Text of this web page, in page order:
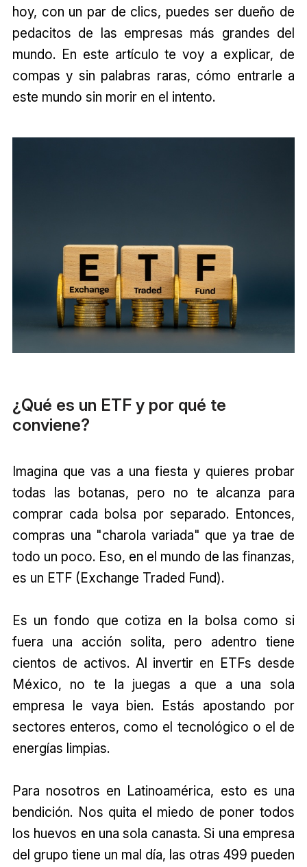
hoy, con un par de clics, puedes ser dueño de
pedacitos de las empresas más grandes del
mundo. En este artículo te voy a explicar, de
compas y sin palabras raras, cómo entrarle a
este mundo sin morir en el intento.
¿Qué es un ETF y por qué te
conviene?
Imagina que vas a una fiesta y quieres probar
todas las botanas, pero no te alcanza para
comprar cada bolsa por separado. Entonces,
compras una "charola variada" que ya trae de
todo un poco. Eso, en el mundo de las finanzas,
es un ETF (Exchange Traded Fund).
Es un fondo que cotiza en la bolsa como si
fuera una acción solita, pero adentro tiene
cientos de activos. Al invertir en ETFs desde
México, no te la juegas a que a una sola
empresa le vaya bien. Estás apostando por
sectores enteros, como el tecnológico o el de
energías limpias.
Para nosotros en Latinoamérica, esto es una
bendición. Nos quita el miedo de poner todos
los huevos en una sola canasta. Si una empresa
del grupo tiene un mal día, las otras 499 pueden